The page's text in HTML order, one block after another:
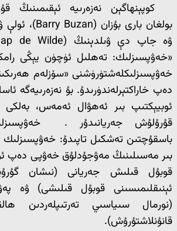
كوپېنھاگېن نەزەرىيە ئېقىمىنىڭ
«خەۋپسىزلىك: تەھلىل ئۈچۈن يېڭى
دەپ خاراكتېرلەندۈرىدۇ. بۇ نەزەرىيەگە
ئوبيېكتىپ بىر ئەھۋال ئەمەس، بەلكى
قۇرۇلۇش جەريانىدۇر .
باسقۇچتىن تەشكىل تاپىدۇ:
بىر مەسىلىنىڭ مەۋجۇدلۇق خەۋپى دەپ
قوبۇل قىلىش جەريانى (نىشان
ئېنىقلىمىسىنى قوبۇل قىلىشى) ۋە
(نورمال سىياسىي تەرتىپلەردىن
قانۇنلاشتۇرۇش).